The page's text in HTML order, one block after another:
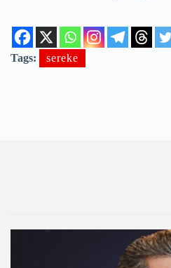
Tags: sereke